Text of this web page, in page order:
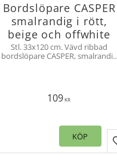
Bordslöpare CASPER
smalrandig i rött,
beige och offwhite
Stl. 33x120 cm. Vävd ribbad
bordslöpare CASPER, smalrandig
109KR
KÖP